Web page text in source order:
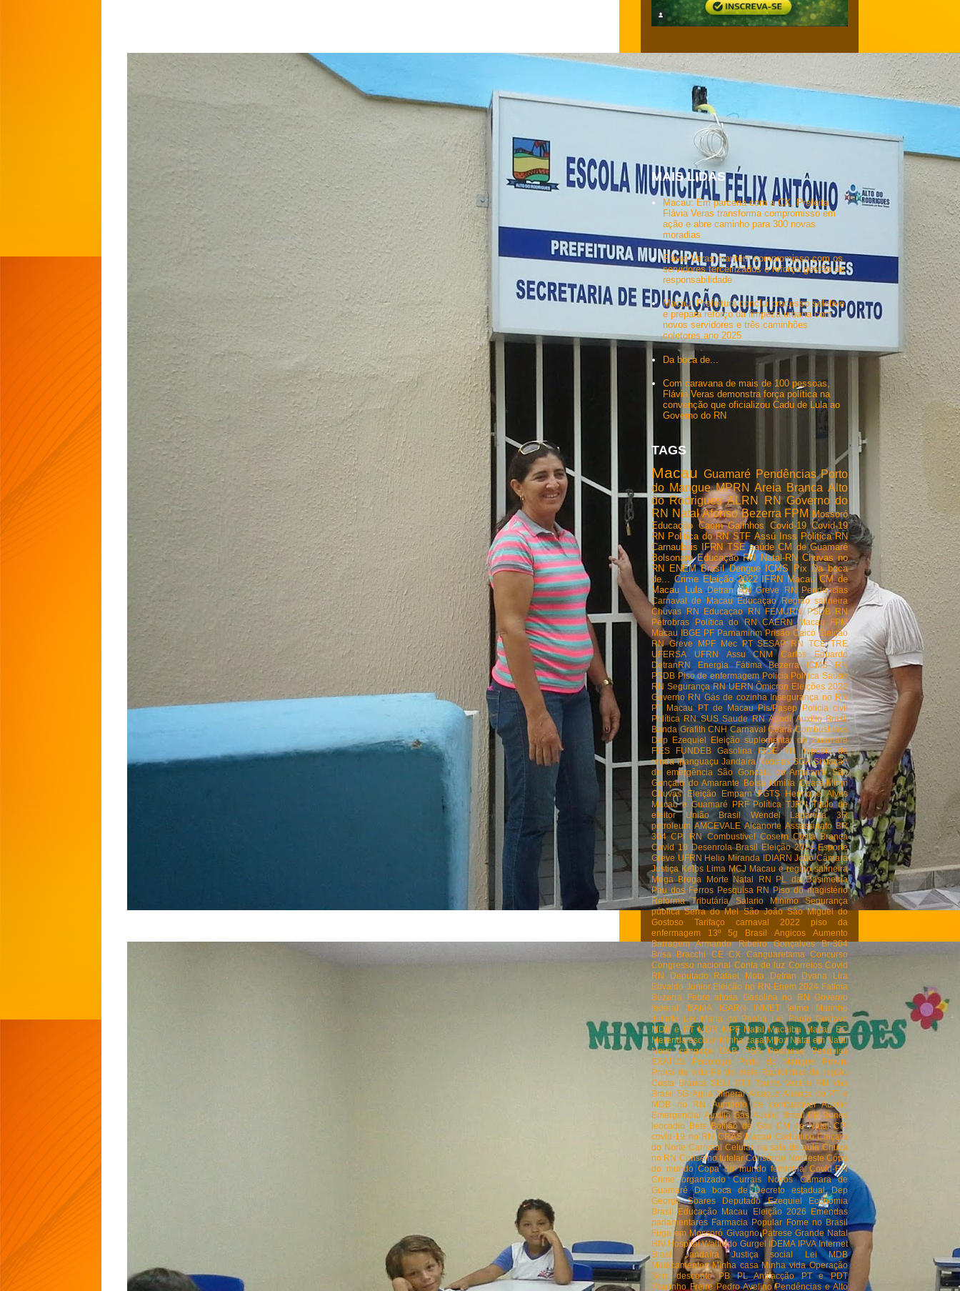
MAIS LIDAS
Macau: Em parceria com a CX, Prefeita
Flávia Veras transforma compromisso em
ação e abre caminho para 300 novas
moradias
Flávia Veras mantém compromisso com os
servidores terceirizados e reforça gestão de
responsabilidade
Macau: Prefeitura conclui processo seletivo
e prepara reforço da limpeza urbana com
novos servidores e três caminhões
coletores ano 2025
Da boca de...
Com caravana de mais de 100 pessoas,
Flávia Veras demonstra força política na
convenção que oficializou Cadu de Lula ao
Governo do RN
TAGS
Macau Guamaré Pendências Porto
do Mangue MPRN Areia Branca Alto
do Rodrigues ALRN RN Governo do
RN Natal Afonso Bezerra FPM Mossoró
Educação Caern Galinhos Covid-19 Covid-19
RN Politica do RN STF Assú Inss Politica RN
Carnaubais IFRN TSE saúde CM de Guamaré
Bolsonaro Educação RN Natal-RN Chuvas no
RN
ENEM Brasil Dengue ICMS Pix Da boca
de...
Crime Eleição 2022 IFRN Macau CM de
Macau
Lula Detran RN Greve RN Pendencias
Carnaval de Macau Educaçao Região salineira
Chuvas RN
Educaçao RN FEMURN
PSDB RN
Petrobras
Política do RN CAERN Macau
FPM
Macau IBGE PF Parnamirim Prisão Caicó Eleição
RN Greve MPF Mec PT SESAP RN TCE TRE
UFERSA
UFRN Assu CNM
Carlos Eduardo
DetranRN
Energia Fátima Bezerra
ICMS RN
PSDB Piso de enfermagem Policia Politica Saúde
RN Segurança RN UERN Ômicron Eleições 2022
Governo RN Gás de cozinha Insegurança no RN
PT Macau PT de Macau Pis/Pasep Policia civil
Política RN SUS Saude RN Apodi Auxilio Brasil
Banda Grafith CNH Carnaval Ceará Combustiveis
Dep Ezequiel
Eleição suplementar de Guamaré
FIES
FUNDEB Gasolina IBGE RN
Imposto de
renda Ipanguaçu Jandaira Notícias SGA Situação
de emergência São Goncalo do Amarante São
Gonçalo do Amarante
Bolsa família Ceará-Mirim
Chuvas
Eleição Emparn FGTS
Henrique Alves
Macau e Guamaré
PRF Política TJRN Titulo de
eleitor
União Brasil Wendel Lagartixa
3R
petroleum AMCEVALE Alcanorte Assassinato BR
304 CPI RN Combustivel Cosern Costa Branca
Covid 19 Desenrola Brasil Eleição 2024 Esporte
Greve UFRN Helio Miranda IDIARN João Câmara
Justiça Kelps Lima MCJ Macau e região salineira
Mega Brega
Morte Natal RN
PL da Dosimetria
Pau dos Ferros Pesquisa RN Piso do magistério
Reforma Tributária
Salario Minimo
Segurança
pública Serra do Mel São João São Miguel do
Gostoso
Tarifaço carnaval 2022
piso da
enfermagem
13º 5g Brasil Angicos
Aumento
Barragem Armando Ribeiro Gonçalves
Br-304
Brisa Bracchi
CE CX Canguaretama
Concurso
Congresso nacional Conta de luz Correios Covid
RN
Deputado Rafael Mota Detran
Dyana Lira
Edvaldo Junior Eleição no RN Enem 2024 Fatima
Bezerra
Febre aftosa Gasolina no RN Governo
federal
IBAMA IGARN INMET
Ielmo Marinho
Juliette
Lei Maria da Penha
Lei Paulo Gustavo
MDB e PT MDR MPF Natal Macaiba Macau EC
Merenda escolar Minha casa Mpox Natal em Natal
Novo cangaço
OAB PSB Pesquisa
Pesquisa
EXATUS
Podologia Porto do Mangue
Prouni
Prova de vida Pé de meia Rapidinhas da região
Costa Branca SISU STJ Touros Vacina RN Voa
Brasil 5G Agua MIneral Alcaçuz Aliança do PT e
MDB no RN
Aumento de combustível
Auxilio
Emergencial Auxilio Gás Auxílio Brasil BB Benes
leocadio
Bets Botijão de Gás CM de Natal CPI
covid-19 no RN CRAS Macau CadÚnico Caiçara
do Norte Carnatal Celular na sala de aula Chuva
no RN Conselho tutelar Consórcio Nordeste Copa
do mundo Copa do mundo feminina Covid-RN
Crime organizado
Currais Novos
Câmara de
Guamaré
Da boca de Decreto estadual
Dep
George Soares
Deputado Ezequiel
Economia
Brasil
Educação Macau Eleição 2026
Emendas
parlamentares Farmacia Popular Fome no Brasil
Fuga em Mossoró Givagno Patrese Grande Natal
HIV Hospital Walfredo Gurgel IDEMA IPVA Internet
Brasil
Jandaíra Justiça social Lei
MDB
Medicamentos Minha casa Minha vida Operação
Sem desconto
PB PL Antifacção
PT e PDT
Paulinho Freire Pedro Avelino Pendências e Alto